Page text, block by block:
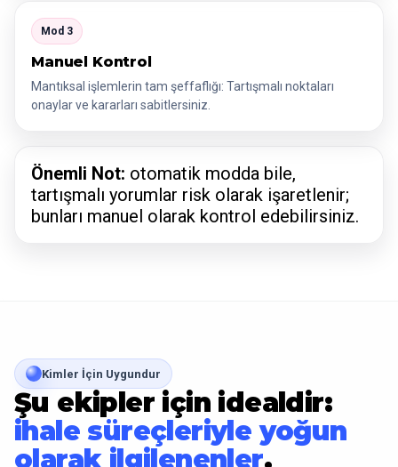
Mod 3
Manuel Kontrol
Mantıksal işlemlerin tam şeffaflığı: Tartışmalı noktaları
onaylar ve kararları sabitlersiniz.
Önemli Not: otomatik modda bile,
tartışmalı yorumlar risk olarak işaretlenir;
bunları manuel olarak kontrol edebilirsiniz.
Kimler İçin Uygundur
Şu ekipler için idealdir:
ihale süreçleriyle yoğun
olarak ilgilenenler.